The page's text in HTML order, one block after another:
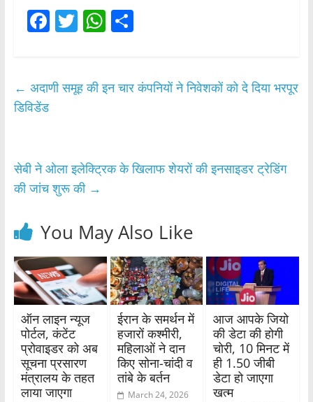
F
e
b
o
k
T
er
W
s
S
e
← अदाणी समूह की इन चार कंपनियों ने निवेशकों को दे दिया भरपूर
डिविडेंड
सेबी ने ओला इलेक्ट्रिक के खिलाफ शेयरों की इनसाइडर ट्रेड‌िंग
की जांच शुरू की →
You May Also Like
ऑन लाइन न्यूज
पोर्टल, कंटेंट
प्रोवाइडर को अब
सूचना प्रसारण
मंत्रालय के तहत
लाया जाएगा
ईरान के समर्थन में
हजारों कश्मीरी,
महिलाओं ने दान
किए सोना-चांदी व
तांबे के बर्तन
March 24, 2026
आज आपके जियो
की डेटा की होगी
चोरी, 10 मिनट में
ही 1.50 जीबी
डेटा हो जाएगा
खत्म